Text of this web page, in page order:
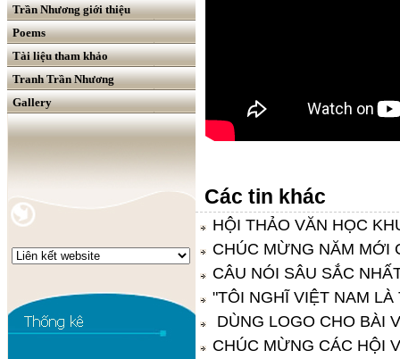
Trần Nhương giới thiệu
Poems
Tài liệu tham khảo
Tranh Trần Nhương
Gallery
Các tin khác
HỘI THẢO VĂN HỌC
CHÚC MỪNG NĂM MỚI
CÂU NÓI SÂU SẮC
"TÔI NGHĨ VIỆT NAM
DÙNG LOGO CHO BÀI
CHÚC MỪNG CÁC HỘI